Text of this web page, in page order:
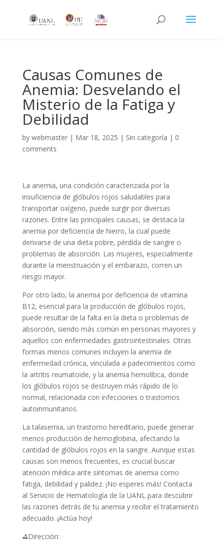
Causas Comunes de
Anemia: Desvelando el
Misterio de la Fatiga y
Debilidad
by webmaster| Mar 18, 2025 | Sin categoría | 0
comments
La anemia, una condición caracterizada por la
insuficiencia de glóbulos rojos saludables para
transportar oxígeno, puede surgir por diversas
razones. Entre las principales causas, se destaca la
anemia por deficiencia de hierro, la cual puede
derivarse de una dieta pobre, pérdida de sangre o
problemas de absorción. Las mujeres, especialmente
durante la menstruación y el embarazo, corren un
riesgo mayor.
Por otro lado, la anemia por deficiencia de vitamina
B12, esencial para la producción de glóbulos rojos,
puede resultar de la falta en la dieta o problemas de
absorción, siendo más común en personas mayores y
aquellos con enfermedades gastrointestinales. Otras
formas menos comunes incluyen la anemia de
enfermedad crónica, vinculada a padecimientos como
la artritis reumatoide, y la anemia hemolítica, donde
los glóbulos rojos se destruyen más rápido de lo
normal, relacionada con infecciones o trastornos
autoinmunitarios.
La talasemia, un trastorno hereditario, puede generar
menos producción de hemoglobina, afectando la
cantidad de glóbulos rojos en la sangre. Aunque estas
causas son menos frecuentes, es crucial buscar
atención médica ante síntomas de anemia como
fatiga, debilidad y palidez. ¡No esperes más! Contacta
al Servicio de Hematología de la UANL para descubrir
las razones detrás de tu anemia y recibir el tratamiento
adecuado. ¡Actúa hoy!
⛳️Dirección: